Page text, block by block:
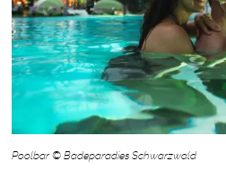
Poolbar © Badeparadies Schwarzwald